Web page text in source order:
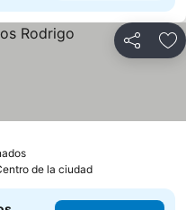
Compartir
de la ciudad